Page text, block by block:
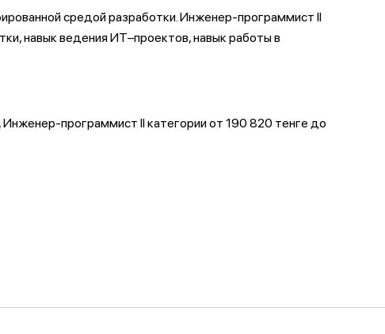
средой разработки. Инженер-программист II
навык ведения ИТ–проектов, навык работы в
программист II категории от 190 820 тенге до